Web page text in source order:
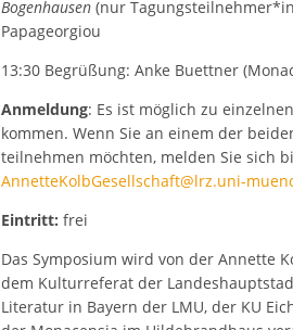
Bogenhausen (nur
Papageorgiou
13:30 Begrüßung: Anke Buettner
Anmeldung: Es ist möglich zu
kommen. Wenn Sie an einem der
teilnehmen möchten, melden Sie sich
AnnetteKolbGesellschaft@lrz.uni-
Eintritt: frei
Das Symposium wird von der Annette
dem Kulturreferat der
Literatur in Bayern der LMU, der KU